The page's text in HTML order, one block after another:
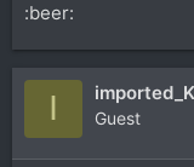
:beer:
I Guest